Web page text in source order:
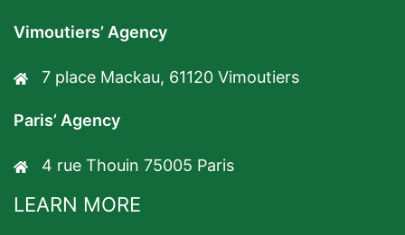
Vimoutiers’ Agency
7 place Mackau, 61120 Vimoutiers
Paris’ Agency
4 rue Thouin 75005 Paris
LEARN MORE